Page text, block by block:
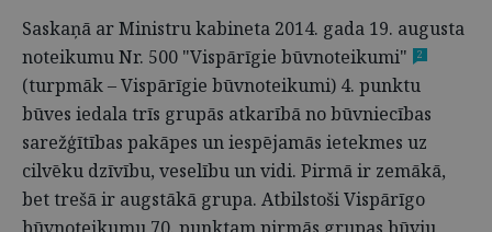
Saskaņā ar Ministru kabineta 2014. gada 19. augusta
noteikumu Nr. 500 "Vispārīgie būvnoteikumi"
2
(turpmāk – Vispārīgie būvnoteikumi) 4. punktu
būves iedala trīs grupās atkarībā no būvniecības
sarežģītības pakāpes un iespējamās ietekmes uz
cilvēku dzīvību, veselību un vidi. Pirmā ir zemākā,
bet trešā ir augstākā grupa. Atbilstoši Vispārīgo